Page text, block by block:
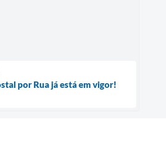
por Rua já está em vigor!